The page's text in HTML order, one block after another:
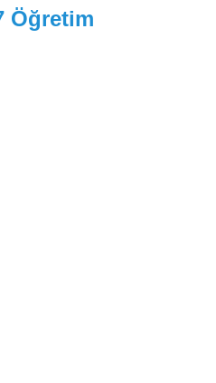
Öğretim